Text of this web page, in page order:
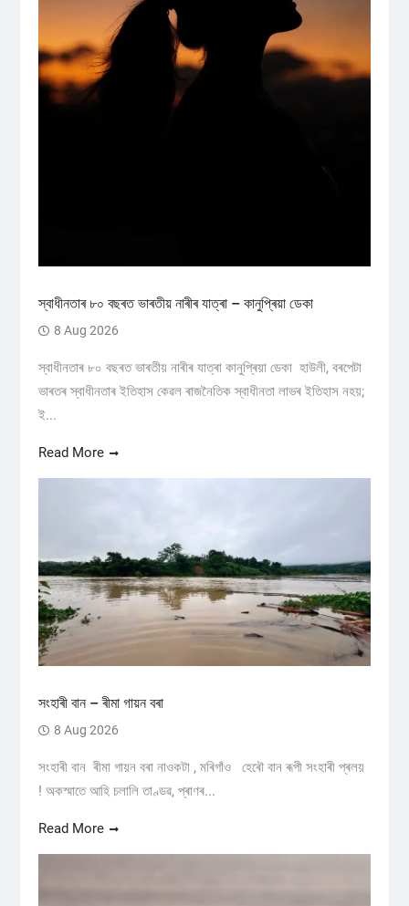
স্বাধীনতাৰ ৮০ বছৰত ভাৰতীয় নাৰীৰ যাত্ৰা – কানুপ্ৰিয়া ডেকা
8 Aug 2026
স্বাধীনতাৰ ৮০ বছৰত ভাৰতীয় নাৰীৰ যাত্ৰা কানুপ্ৰিয়া ডেকা হাউলী, বৰপেটা
ভাৰতৰ স্বাধীনতাৰ ইতিহাস কেৱল ৰাজনৈতিক স্বাধীনতা লাভৰ ইতিহাস নহয়;
ই...
Read More
সংহাৰী বান – ৰীমা গায়ন বৰা
8 Aug 2026
সংহাৰী বান ৰীমা গায়ন বৰা নাওকটা , মৰিগাঁও হেৰৌ বান ৰূপী সংহাৰী প্ৰলয়
! অকস্মাতে আহি চলালি তাণ্ডৱ, প্ৰাণৰ...
Read More